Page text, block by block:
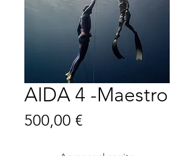
AIDA 4 -Maestro
500,00 €Precio